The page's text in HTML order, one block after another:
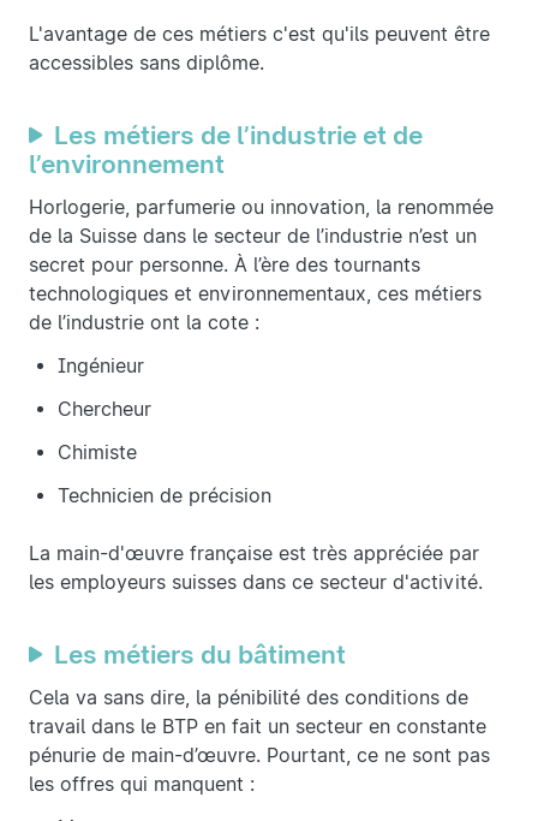
L'avantage de ces métiers c'est qu'ils peuvent être
accessibles sans diplôme.
Les métiers de l’industrie et de
l’environnement
Horlogerie, parfumerie ou innovation, la renommée
de la Suisse dans le secteur de l’industrie n’est un
secret pour personne. À l’ère des tournants
technologiques et environnementaux, ces métiers
de l’industrie ont la cote :
Ingénieur
Chercheur
Chimiste
Technicien de précision
La main-d'œuvre française est très appréciée par
les employeurs suisses dans ce secteur d'activité.
Les métiers du bâtiment
Cela va sans dire, la pénibilité des conditions de
travail dans le BTP en fait un secteur en constante
pénurie de main-d’œuvre. Pourtant, ce ne sont pas
les offres qui manquent :